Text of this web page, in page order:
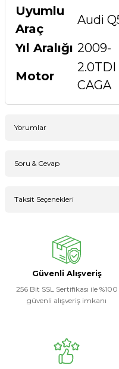
Uyumlu
Araç
Audi
Yıl Aralığı 2009-
Motor
2.0TDI
CAGA
Yorumlar
Soru & Cevap
Taksit Seçenekleri
Güvenli Alışveriş
256 Bit SSL Sertifikası ile %100
güvenli alışveriş imkanı